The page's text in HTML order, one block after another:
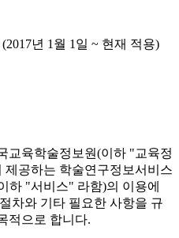
년 1월 1일 ~ 현재 적용)
교육학술정보원(이하 "교육정
제공하는 학술연구정보서비스
하 "서비스" 라함)의 이용에
차와 기타 필요한 사항을 규
적으로 합니다.